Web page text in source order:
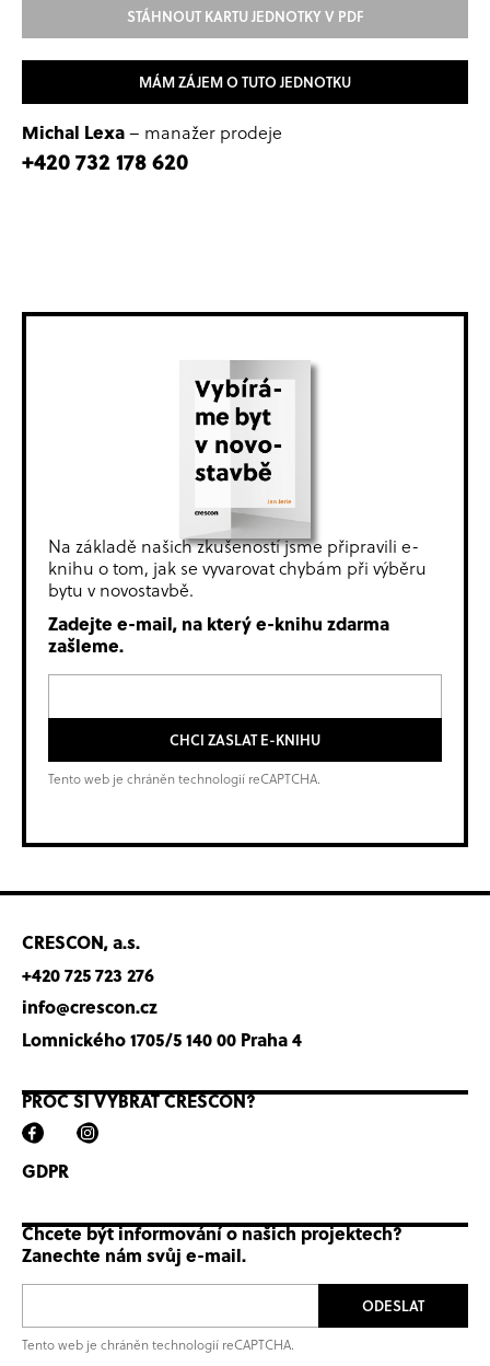
STÁHNOUT KARTU JEDNOTKY V PDF
MÁM ZÁJEM O TUTO JEDNOTKU
Michal Lexa– manažer prodeje
+420 732 178 620
Na základě našich zkušeností jsme připravili e-
knihu o tom, jak se vyvarovat chybám při výběru
bytu v novostavbě.
Zadejte e-mail, na který e-knihu zdarma
zašleme.
CHCI ZASLAT E-KNIHU
Tento web je chráněn technologií reCAPTCHA.
CRESCON, a.s.
+420 725 723 276
info@crescon.cz
Lomnického 1705/5 140 00 Praha 4
PROČ SI VYBRAT CRESCON?
GDPR
Chcete být informování o našich projektech?
Zanechte nám svůj e-mail.
ODESLAT
Tento web je chráněn technologií reCAPTCHA.